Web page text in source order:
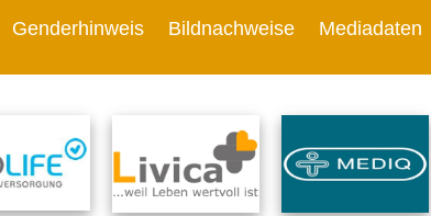
Genderhinweis Bildnachweise Mediadaten